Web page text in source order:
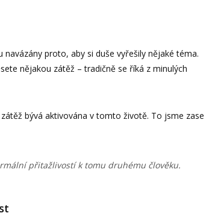
proto, aby si duše vyřešily nějaké téma.
nějakou zátěž – tradičně se říká z minulých
bývá aktivována v tomto životě. To jsme zase
přitažlivostí k tomu druhému člověku.